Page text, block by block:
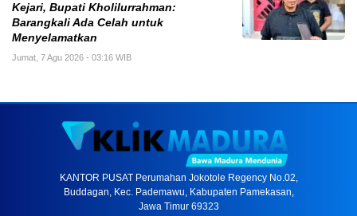
Kejari, Bupati Kholilurrahman:
Barangkali Ada Celah untuk
Menyelamatkan
Jumat, 7 Agu 2026 - 03:16 WIB
KANTOR PUSAT Perumahan Jokotole Regency No.02,
Buddagan, Kec. Pademawu, Kabupaten Pamekasan,
Jawa Timur 69323